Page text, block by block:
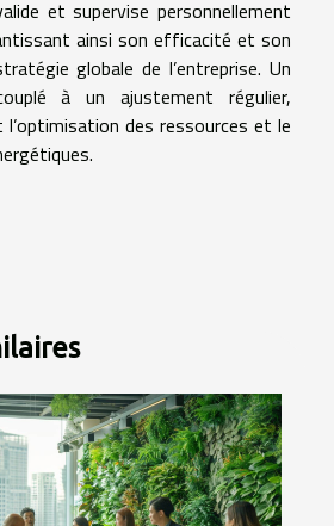
et supervise personnellement
ainsi son efficacité et son
globale de l’entreprise. Un
à un ajustement régulier,
des ressources et le